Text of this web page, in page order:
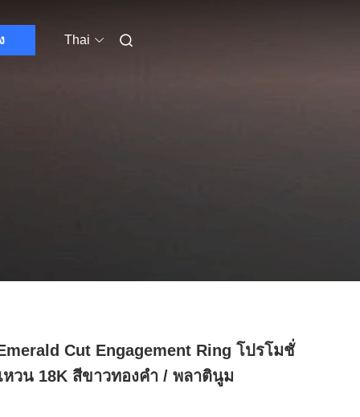
Thai
Cut Engagement Ring โปรโมชั่
วน 18K สีขาวทองคํา / พลาตินูม